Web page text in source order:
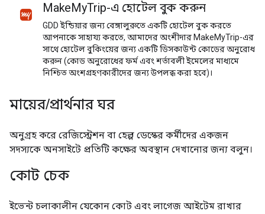
MakeMyTrip-এ হোটেল বুক করুন
GDD ইন্ডিয়ার জন্য বেঙ্গালুরুতে একটি হোটেল বুক করতে
আপনাকে সাহায্য করতে, আমাদের অংশীদার MakeMyTrip-এর
সাথে হোটেল বুকিংয়ের জন্য একটি ডিসকাউন্ট কোডের অনুরোধ
করুন (কোড অনুরোধের ফর্ম এবং শর্তাবলী ইমেলের মাধ্যমে
নিশ্চিত অংশগ্রহণকারীদের জন্য উপলব্ধ করা হবে)।
মায়ের/প্রার্থনার ঘর
অনুগ্রহ করে রেজিস্ট্রেশন বা হেল্প ডেস্কের কর্মীদের একজন
সদস্যকে অনসাইটে প্রতিটি কক্ষের অবস্থান দেখানোর জন্য বলুন।
কোট চেক
ইভেন্ট চলাকালীন যেকোন কোট এবং লাগেজ আইটেম রাখার